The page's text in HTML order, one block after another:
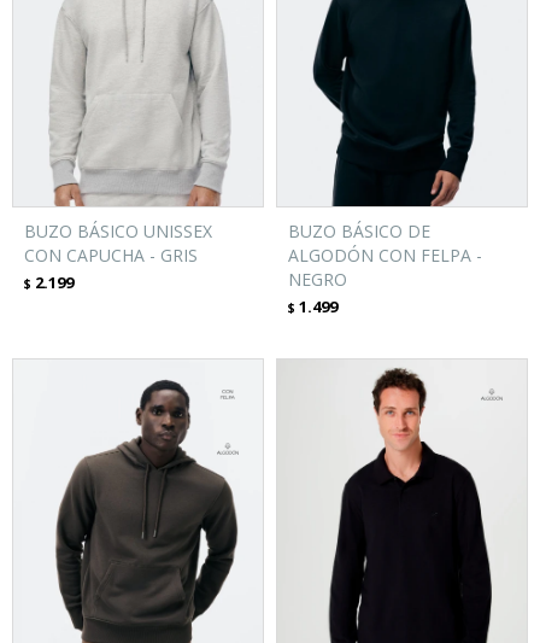
BUZO BÁSICO UNISSEX
CON CAPUCHA - GRIS
$ 2.199
BUZO BÁSICO DE
ALGODÓN CON FELPA -
NEGRO
$ 1.499